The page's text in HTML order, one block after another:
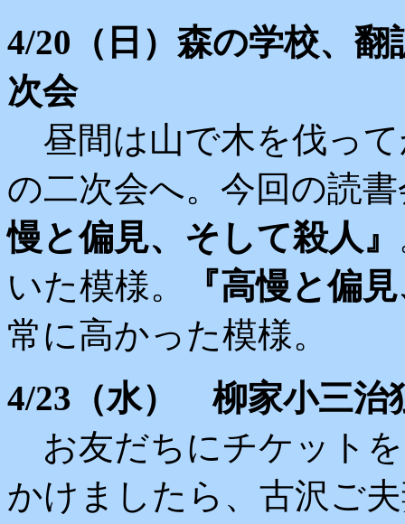
4/20（日）森の学校、
次会
昼間は山で木を伐っ
の二次会へ。今回の読
慢と偏見、そして殺人』
いた模様。
『高慢と偏
常に高かった模様。
4/23（水） 柳家小三
お友だちにチケット
かけましたら、古沢ご